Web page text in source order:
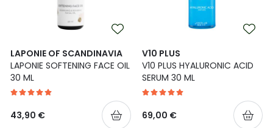
LAPONIE OF SCANDINAVIA
LAPONIE SOFTENING FACE OIL
30 ML
43,90 €
V10 PLUS
V10 PLUS HYALURONIC ACID
SERUM 30 ML
69,00 €